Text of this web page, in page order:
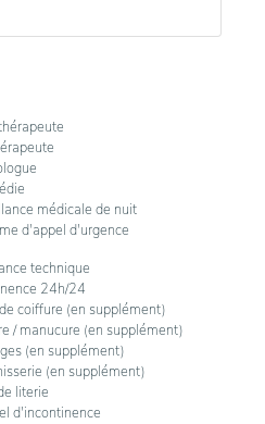
médicale de nuit
d'appel d'urgence
technique
24h/24
coiffure (en supplément)
/ manucure (en supplément)
(en supplément)
(en supplément)
literie
d'incontinence